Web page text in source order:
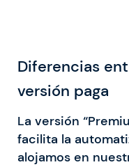
Diferencias
versión paga
La versión
facilita la
alojamos en